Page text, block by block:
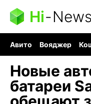
Hi-
Авито Вояджер
Новые
батареи